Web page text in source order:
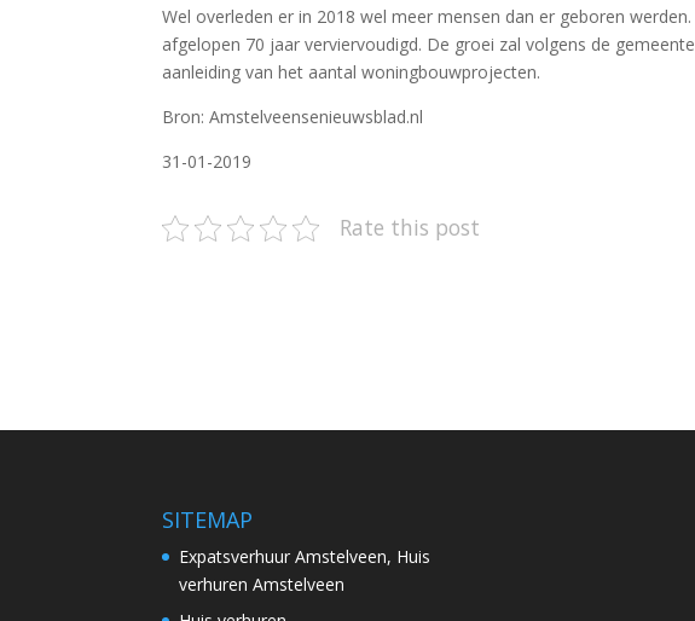
Wel overleden er in 2018 wel meer mensen dan er geboren
afgelopen 70 jaar verviervoudigd. De groei zal volgens de
aanleiding van het aantal woningbouwprojecten.
Bron: Amstelveensenieuwsblad.nl
31-01-2019
Rate this post
SITEMAP
Expatsverhuur Amstelveen, Huis
verhuren Amstelveen